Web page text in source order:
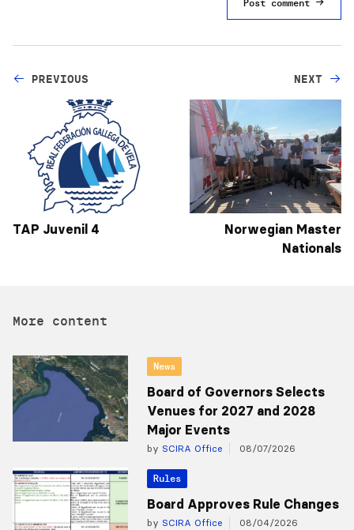
Post comment
PREVIOUS
TAP Juvenil 4
NEXT
Norwegian Master
Nationals
More content
News
Board of Governors Selects
Venues for 2027 and 2028
Major Events
by SCIRA Office 08/07/2026
Rules
Board Approves Rule Changes
by SCIRA Office 08/04/2026